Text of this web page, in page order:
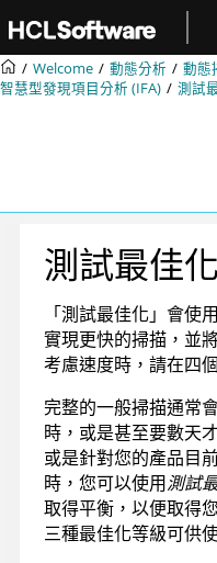
Welcome 動態分析
動態
智慧型發現項目分析 (IFA)
測試
測試最佳化
「測試最佳化」會使
實現更快的掃描，並
考慮速度時，請在四
完整的一般掃描通常
時，或是甚至要數天
或是針對您的產品目
時，您可以使用測試
取得平衡，以便取得
三種最佳化等級可供